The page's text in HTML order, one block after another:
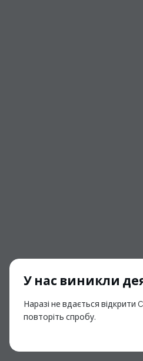
У нас виникли
Наразі не вдається відкрити
повторіть спробу.